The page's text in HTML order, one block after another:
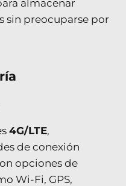
almacenar
sin preocuparse por
4G/LTE,
de conexión
opciones de
Wi-Fi, GPS,